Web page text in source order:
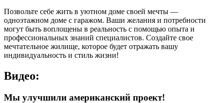
Позвольте себе жить в уютном доме своей мечты —
одноэтажном доме с гаражом. Ваши желания и потребности
могут быть воплощены в реальность с помощью опыта и
профессиональных знаний специалистов. Создайте свое
мечтательное жилище, которое будет отражать вашу
индивидуальность и стиль жизни!
Видео:
Мы улучшили американский проект!